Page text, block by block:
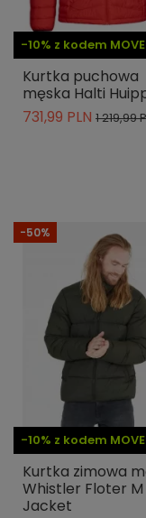
-10% z kodem MOVE
Kurtka puchowa
męska Halti
731,99 PLN 1 219,99
-10% z kodem MOVE
-50%
Kurtka zimowa
Whistler Floter M
Jacket